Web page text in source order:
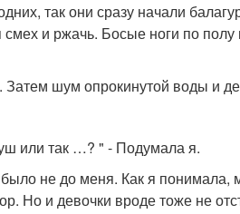
так они сразу начали
и ржачь. Босые ноги по
шум опрокинутой воды и
или так …? " - Подумала я.
не до меня. Как я понимала,
Но и девочки вроде тоже не